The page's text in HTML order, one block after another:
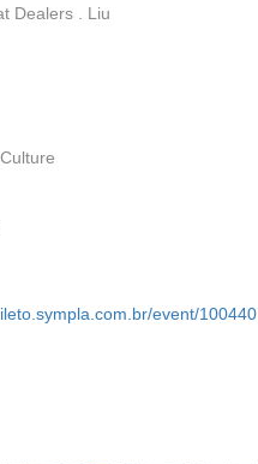
Dealers . Liu
event/100440